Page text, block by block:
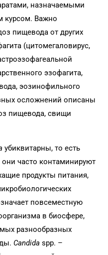
назначаемыми
курсом. Важно
пищевода от других
(цитомегаловирус,
эзофагита,
эозинофильного
осложнений описаны
пищевода, свищи
убиквитарны, то есть
часто контаминируют
продукты питания,
повсеместную
в биосфере,
разнообразных
Candida spp. –